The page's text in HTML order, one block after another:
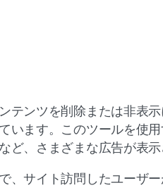
テンツを削除または非表
います。このツールを使
ど、さまざまな広告が表示
、サイト訪問したユーザ